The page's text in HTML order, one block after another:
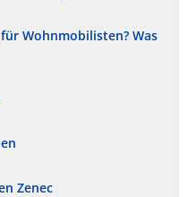
Wohnmobilisten? Was
Zenec